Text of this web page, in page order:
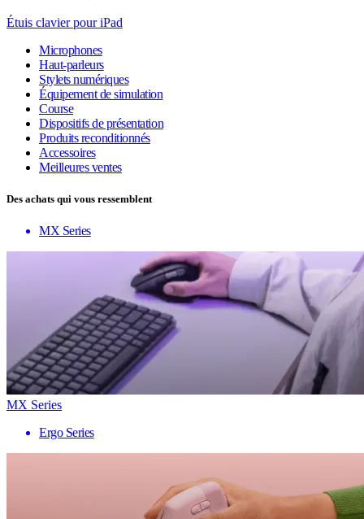
Étuis clavier pour iPad
Microphones
Haut-parleurs
Stylets numériques
Équipement de simulation
Course
Dispositifs de présentation
Produits reconditionnés
Accessoires
Meilleures ventes
Des achats qui vous ressemblent
MX Series
MX Series
Ergo Series